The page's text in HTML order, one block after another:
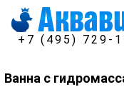
+7 (495) 729-
Ванна с